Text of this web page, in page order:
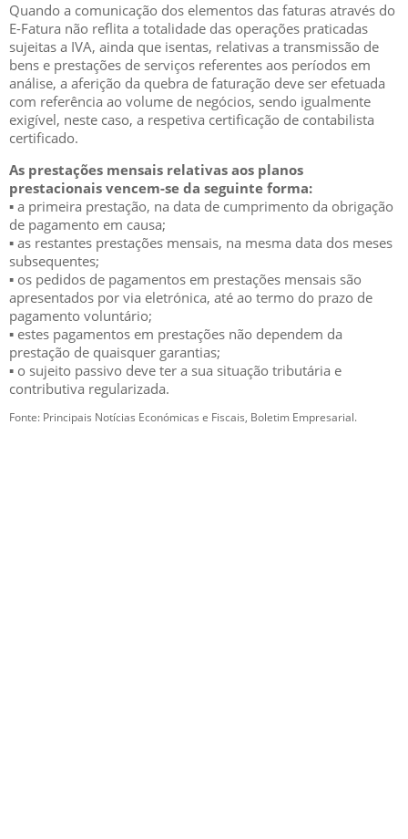
Quando a comunicação dos elementos das faturas através do
E-Fatura não reflita a totalidade das operações praticadas
sujeitas a IVA, ainda que isentas, relativas a transmissão de
bens e prestações de serviços referentes aos períodos em
análise, a aferição da quebra de faturação deve ser efetuada
com referência ao volume de negócios, sendo igualmente
exigível, neste caso, a respetiva certificação de contabilista
certificado.
As prestações mensais relativas aos planos
prestacionais vencem-se da seguinte forma:
▪ a primeira prestação, na data de cumprimento da obrigação
de pagamento em causa;
▪ as restantes prestações mensais, na mesma data dos meses
subsequentes;
▪ os pedidos de pagamentos em prestações mensais são
apresentados por via eletrónica, até ao termo do prazo de
pagamento voluntário;
▪ estes pagamentos em prestações não dependem da
prestação de quaisquer garantias;
▪ o sujeito passivo deve ter a sua situação tributária e
contributiva regularizada.
Fonte: Principais Notícias Económicas e Fiscais, Boletim Empresarial.